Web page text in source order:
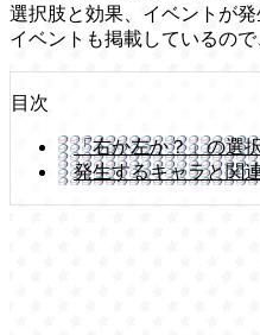
選択肢と効果、イベントが
イベントも掲載しているの
目次
「右か左か？」の選
発生するキャラと関